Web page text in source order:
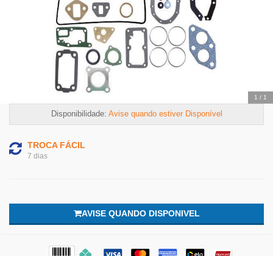
1 / 1
Disponibilidade: Avise quando estiver Disponível
TROCA FÁCIL
7 dias
AVISE QUANDO DISPONIVEL